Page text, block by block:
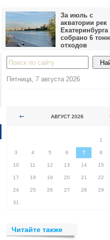
За июль с
акватории рек
Екатеринбурга
собрано 6 тонн
отходов
Пятница, 7 августа 2026
АВГУСТ 2026
1
3 4 5 6 7 8
10 11 12 13 14 15
17 18 19 20 21 22
24 25 26 27 28 29
31
Читайте также